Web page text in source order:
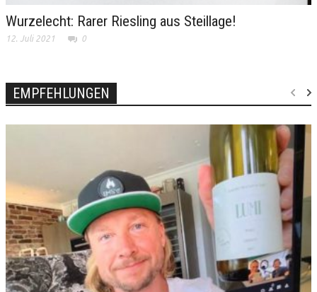
Wurzelecht: Rarer Riesling aus Steillage!
12. Juli 2021 0
EMPFEHLUNGEN